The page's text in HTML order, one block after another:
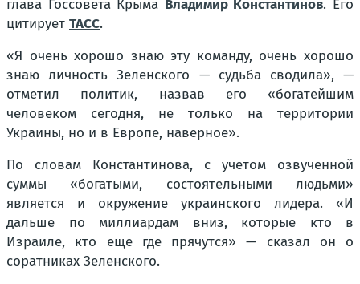
глава Госсовета Крыма Владимир Константинов. Его
цитирует ТАСС.
«Я очень хорошо знаю эту команду, очень хорошо
знаю личность Зеленского — судьба сводила», —
отметил политик, назвав его «богатейшим
человеком сегодня, не только на территории
Украины, но и в Европе, наверное».
По словам Константинова, с учетом озвученной
суммы «богатыми, состоятельными людьми»
является и окружение украинского лидера. «И
дальше по миллиардам вниз, которые кто в
Израиле, кто еще где прячутся» — сказал он о
соратниках Зеленского.